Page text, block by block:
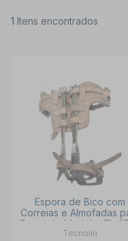
1 Itens encontrados
Espora de Bico com
Correias e Almofadas
Poste de Madeira TL-
TECNOLIN
Tecnolin